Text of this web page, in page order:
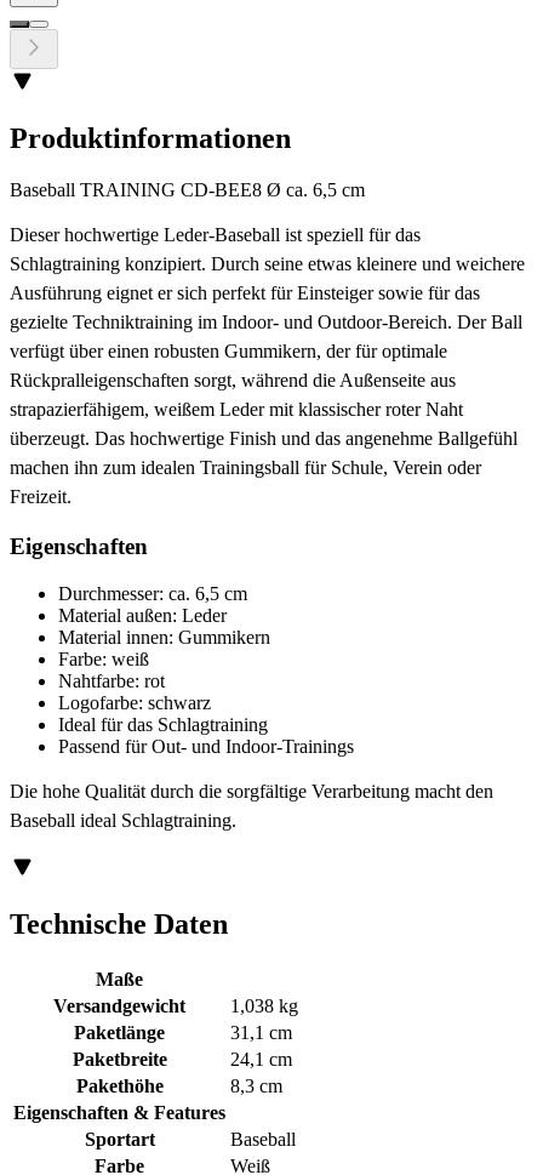
Produktinformationen
Baseball TRAINING CD-BEE8 Ø ca. 6,5 cm
Dieser hochwertige Leder-Baseball ist speziell für das
Schlagtraining konzipiert. Durch seine etwas kleinere und weichere
Ausführung eignet er sich perfekt für Einsteiger sowie für das
gezielte Techniktraining im Indoor- und Outdoor-Bereich. Der Ball
verfügt über einen robusten Gummikern, der für optimale
Rückpralleigenschaften sorgt, während die Außenseite aus
strapazierfähigem, weißem Leder mit klassischer roter Naht
überzeugt. Das hochwertige Finish und das angenehme Ballgefühl
machen ihn zum idealen Trainingsball für Schule, Verein oder
Freizeit.
Eigenschaften
Durchmesser: ca. 6,5 cm
Material außen: Leder
Material innen: Gummikern
Farbe: weiß
Nahtfarbe: rot
Logofarbe: schwarz
Ideal für das Schlagtraining
Passend für Out- und Indoor-Trainings
Die hohe Qualität durch die sorgfältige Verarbeitung macht den
Baseball ideal Schlagtraining.
Technische Daten
Maße
Versandgewicht
1,038 kg
Paketlänge
31,1 cm
Paketbreite
24,1 cm
Pakethöhe
8,3 cm
Eigenschaften & Features
Sportart
Baseball
Farbe
Weiß